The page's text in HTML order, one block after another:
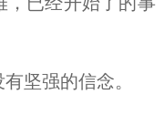
坚强的信念。